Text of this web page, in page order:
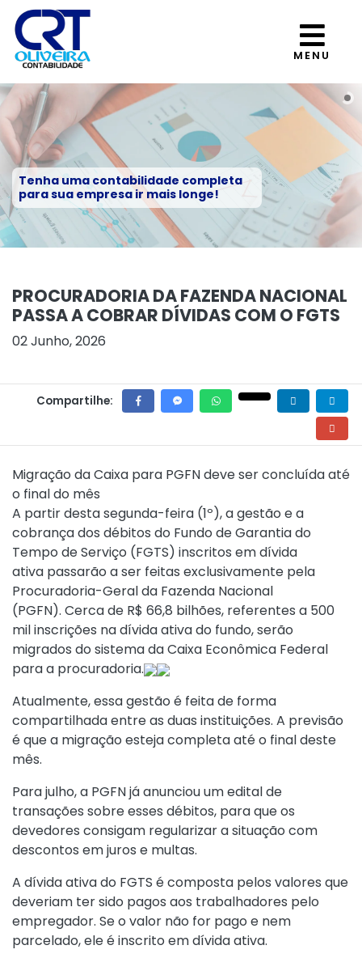
MENU
Tenha uma contabilidade completa
para sua empresa ir mais longe!
PROCURADORIA DA FAZENDA NACIONAL
PASSA A COBRAR DÍVIDAS COM O FGTS
02 Junho, 2026
Compartilhe:
Migração da Caixa para PGFN deve ser concluída até
o final do mês
A partir desta segunda-feira (1º), a gestão e a
cobrança dos débitos do Fundo de Garantia do
Tempo de Serviço (FGTS) inscritos em dívida
ativa passarão a ser feitas exclusivamente pela
Procuradoria-Geral da Fazenda Nacional
(PGFN). Cerca de R$ 66,8 bilhões, referentes a 500
mil inscrições na dívida ativa do fundo, serão
migrados do sistema da Caixa Econômica Federal
para a procuradoria.
Atualmente, essa gestão é feita de forma
compartilhada entre as duas instituições. A previsão
é que a migração esteja completa até o final deste
mês.
Para julho, a PGFN já anunciou um edital de
transações sobre esses débitos, para que os
devedores consigam regularizar a situação com
descontos em juros e multas.
A dívida ativa do FGTS é composta pelos valores que
deveriam ter sido pagos aos trabalhadores pelo
empregador. Se o valor não for pago e nem
parcelado, ele é inscrito em dívida ativa.